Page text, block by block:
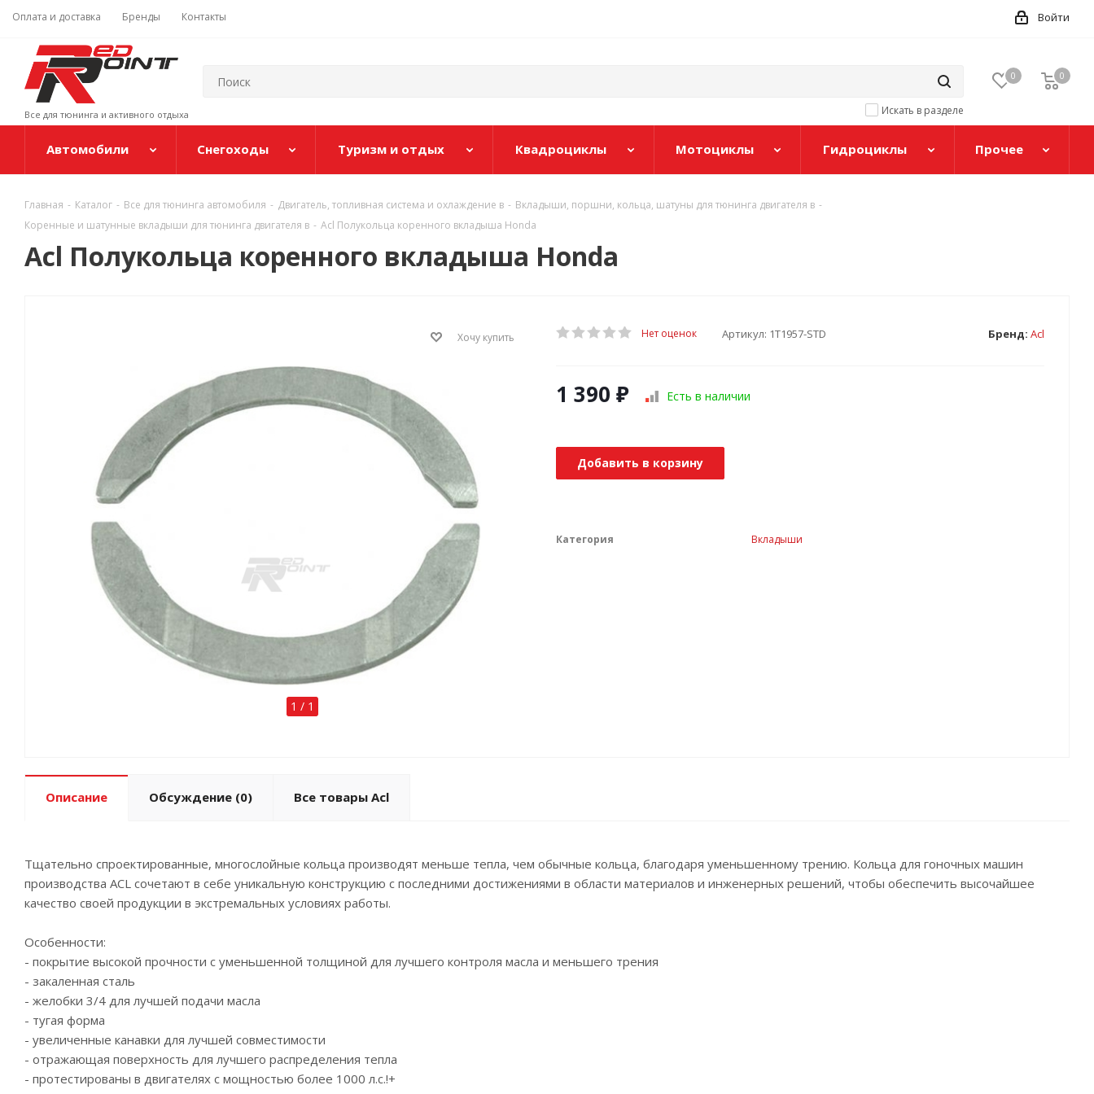
Оплата и доставка Бренды Контакты Войти
Все для тюнинга и активного отдыха Искать в разделе
0 0
Автомобили Снегоходы Туризм и отдых Квадроциклы Мотоциклы Гидроциклы Прочее
Главная - Каталог - Все для тюнинга автомобиля - Двигатель, топливная система и охлаждение в - Вкладыши, поршни, кольца, шатуны для тюнинга двигателя в -
Коренные и шатунные вкладыши для тюнинга двигателя в - Acl Полукольца коренного вкладыша Honda
Acl Полукольца коренного вкладыша Honda
Хочу купить
1 / 1
Нет оценок Артикул: 1T1957-STD Бренд: Acl
1 390 ₽ Есть в наличии
Добавить в корзину
Категория Вкладыши
Описание Обсуждение (0) Все товары Acl
Тщательно спроектированные, многослойные кольца производят меньше тепла, чем обычные кольца, благодаря уменьшенному трению. Кольца для гоночных машин
производства ACL сочетают в себе уникальную конструкцию с последними достижениями в области материалов и инженерных решений, чтобы обеспечить высочайшее
качество своей продукции в экстремальных условиях работы.
Особенности:
- покрытие высокой прочности с уменьшенной толщиной для лучшего контроля масла и меньшего трения
- закаленная сталь
- желобки 3/4 для лучшей подачи масла
- тугая форма
- увеличенные канавки для лучшей совместимости
- отражающая поверхность для лучшего распределения тепла
- протестированы в двигателях с мощностью более 1000 л.с.!+